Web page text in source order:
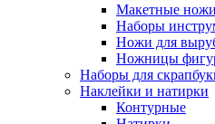
Макетные ножи
Наборы
Ножи для
Ножницы
Наборы для
Наклейки и натирки
Контурные